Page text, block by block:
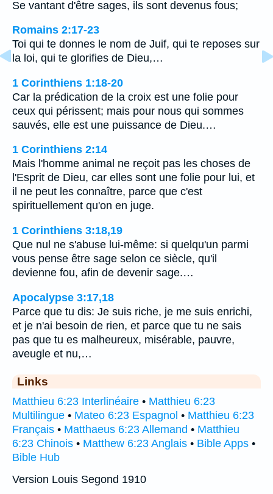
Se vantant d'être sages, ils sont devenus fous;
Romains 2:17-23
Toi qui te donnes le nom de Juif, qui te reposes sur
la loi, qui te glorifies de Dieu,…
1 Corinthiens 1:18-20
Car la prédication de la croix est une folie pour
ceux qui périssent; mais pour nous qui sommes
sauvés, elle est une puissance de Dieu.…
1 Corinthiens 2:14
Mais l'homme animal ne reçoit pas les choses de
l'Esprit de Dieu, car elles sont une folie pour lui, et
il ne peut les connaître, parce que c'est
spirituellement qu'on en juge.
1 Corinthiens 3:18,19
Que nul ne s'abuse lui-même: si quelqu'un parmi
vous pense être sage selon ce siècle, qu'il
devienne fou, afin de devenir sage.…
Apocalypse 3:17,18
Parce que tu dis: Je suis riche, je me suis enrichi,
et je n'ai besoin de rien, et parce que tu ne sais
pas que tu es malheureux, misérable, pauvre,
aveugle et nu,…
Links
Matthieu 6:23 Interlinéaire • Matthieu 6:23
Multilingue • Mateo 6:23 Espagnol • Matthieu 6:23
Français • Matthaeus 6:23 Allemand • Matthieu
6:23 Chinois • Matthew 6:23 Anglais • Bible Apps •
Bible Hub
Version Louis Segond 1910